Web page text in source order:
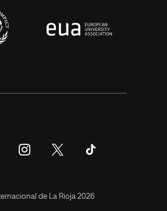
SíguenosSíguenos
Síguenos
de La Rioja 2026